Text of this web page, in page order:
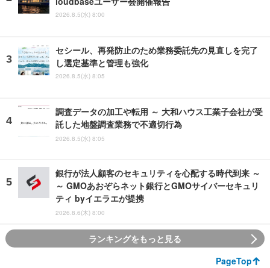
2026.8.5(水) 8:00
セシール、再発防止のため業務委託先の見直しを完了
し選定基準と管理も強化
2026.8.5(水) 8:05
調査データの加工や転用 ～ 大和ハウス工業子会社が受
託した地盤調査業務で不適切行為
2026.8.5(水) 8:05
銀行が法人顧客のセキュリティを心配する時代到来 ～
～ GMOあおぞらネット銀行とGMOサイバーセキュリ
ティ byイエラエが提携
2026.8.6(木) 8:00
ランキングをもっと見る
PageTop